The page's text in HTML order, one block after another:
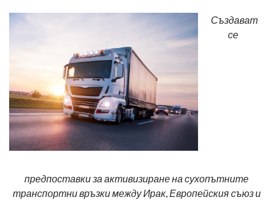
Създават
се
предпоставки за активизиране на сухопътните
транспортни връзки между Ирак, Европейския съюз и